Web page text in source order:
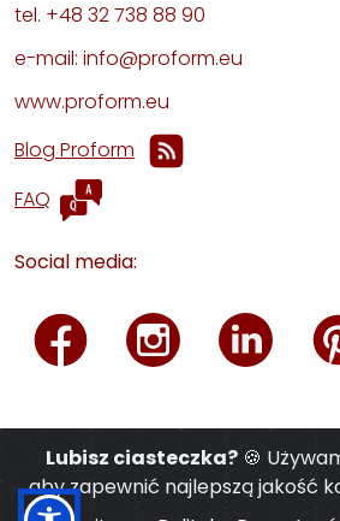
tel. +48 32 738 88 90
e-mail: info@proform.eu
www.proform.eu
Blog Proform
FAQ
Social media:
Lubisz ciasteczka?🍪
aby zapewnić najlepszą jakość